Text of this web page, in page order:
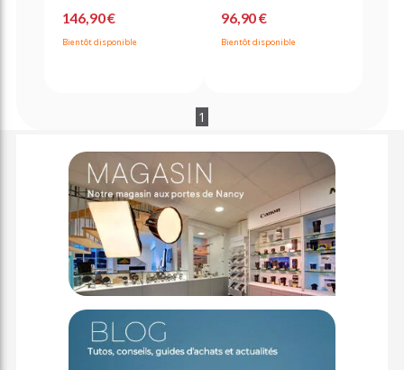
146,90 €
Bientôt disponible
96,90 €
Bientôt disponible
1